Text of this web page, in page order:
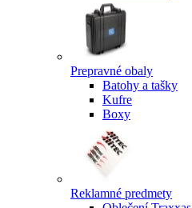
Prepravné obaly
Batohy a tašky
Kufre
Boxy
Reklamné predmety